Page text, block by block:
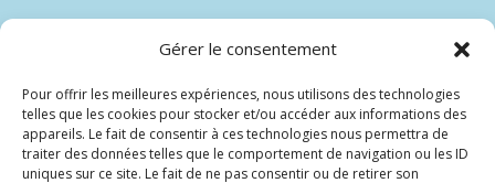
Gérer le consentement
Pour offrir les meilleures expériences, nous utilisons des technologies
telles que les cookies pour stocker et/ou accéder aux informations des
appareils. Le fait de consentir à ces technologies nous permettra de
traiter des données telles que le comportement de navigation ou les ID
uniques sur ce site. Le fait de ne pas consentir ou de retirer son